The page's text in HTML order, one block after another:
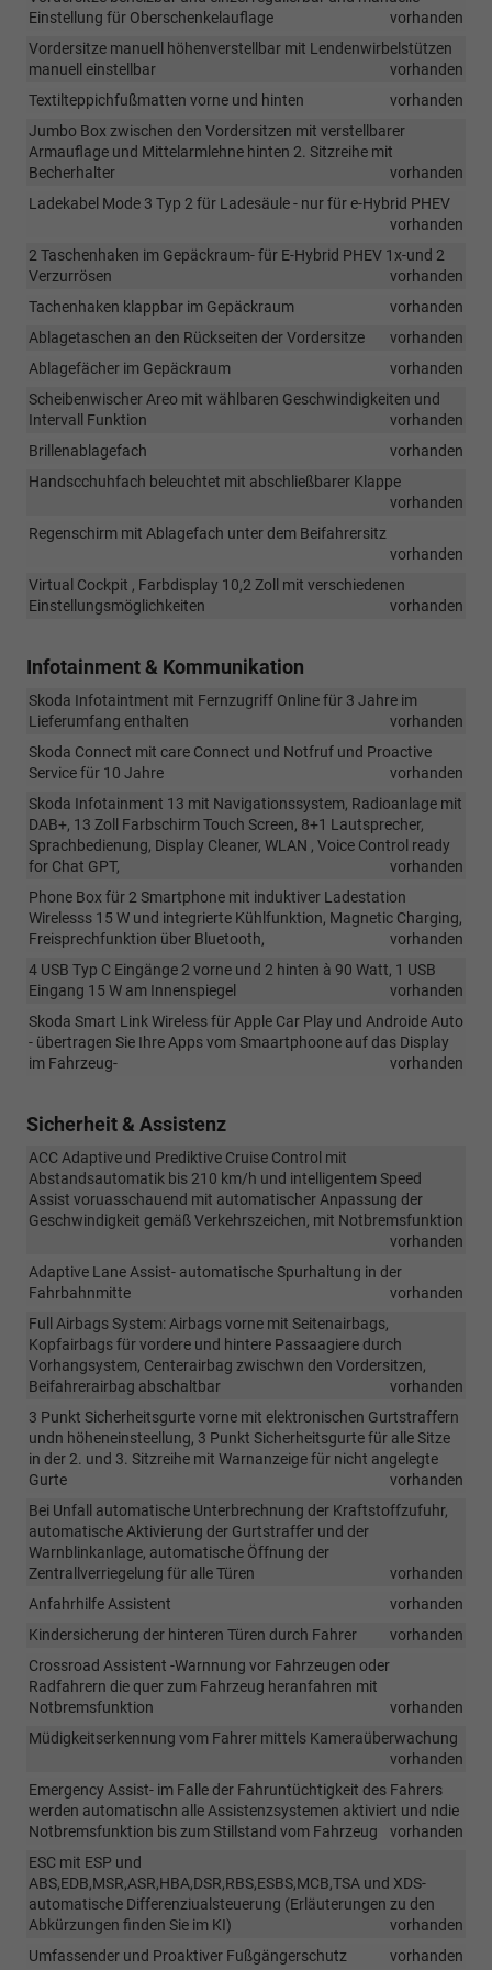
Einstellung für Oberschenkelauflage
vorhanden
Vordersitze manuell höhenverstellbar mit Lendenwirbelstützen
manuell einstellbar
vorhanden
Textilteppichfußmatten vorne und hinten
vorhanden
Jumbo Box zwischen den Vordersitzen mit verstellbarer
Armauflage und Mittelarmlehne hinten 2. Sitzreihe mit
Becherhalter
vorhanden
Ladekabel Mode 3 Typ 2 für Ladesäule - nur für e-Hybrid PHEV
vorhanden
2 Taschenhaken im Gepäckraum- für E-Hybrid PHEV 1x-und 2
Verzurrösen
vorhanden
Tachenhaken klappbar im Gepäckraum
vorhanden
Ablagetaschen an den Rückseiten der Vordersitze
vorhanden
Ablagefächer im Gepäckraum
vorhanden
Scheibenwischer Areo mit wählbaren Geschwindigkeiten und
Intervall Funktion
vorhanden
Brillenablagefach
vorhanden
Handscchuhfach beleuchtet mit abschließbarer Klappe
vorhanden
Regenschirm mit Ablagefach unter dem Beifahrersitz
vorhanden
Virtual Cockpit , Farbdisplay 10,2 Zoll mit verschiedenen
Einstellungsmöglichkeiten
vorhanden
Infotainment & Kommunikation
Skoda Infotaintment mit Fernzugriff Online für 3 Jahre im
Lieferumfang enthalten
vorhanden
Skoda Connect mit care Connect und Notfruf und Proactive
Service für 10 Jahre
vorhanden
Skoda Infotainment 13 mit Navigationssystem, Radioanlage mit
DAB+, 13 Zoll Farbschirm Touch Screen, 8+1 Lautsprecher,
Sprachbedienung, Display Cleaner, WLAN , Voice Control ready
for Chat GPT,
vorhanden
Phone Box für 2 Smartphone mit induktiver Ladestation
Wirelesss 15 W und integrierte Kühlfunktion, Magnetic Charging,
Freisprechfunktion über Bluetooth,
vorhanden
4 USB Typ C Eingänge 2 vorne und 2 hinten à 90 Watt, 1 USB
Eingang 15 W am Innenspiegel
vorhanden
Skoda Smart Link Wireless für Apple Car Play und Androide Auto
- übertragen Sie Ihre Apps vom Smaartphoone auf das Display
im Fahrzeug-
vorhanden
Sicherheit & Assistenz
ACC Adaptive und Prediktive Cruise Control mit
Abstandsautomatik bis 210 km/h und intelligentem Speed
Assist voruasschauend mit automatischer Anpassung der
Geschwindigkeit gemäß Verkehrszeichen, mit Notbremsfunktion
vorhanden
Adaptive Lane Assist- automatische Spurhaltung in der
Fahrbahnmitte
vorhanden
Full Airbags System: Airbags vorne mit Seitenairbags,
Kopfairbags für vordere und hintere Passaagiere durch
Vorhangsystem, Centerairbag zwischwn den Vordersitzen,
Beifahrerairbag abschaltbar
vorhanden
3 Punkt Sicherheitsgurte vorne mit elektronischen Gurtstraffern
undn höheneinsteellung, 3 Punkt Sicherheitsgurte für alle Sitze
in der 2. und 3. Sitzreihe mit Warnanzeige für nicht angelegte
Gurte
vorhanden
Bei Unfall automatische Unterbrechnung der Kraftstoffzufuhr,
automatische Aktivierung der Gurtstraffer und der
Warnblinkanlage, automatische Öffnung der
Zentrallverriegelung für alle Türen
vorhanden
Anfahrhilfe Assistent
vorhanden
Kindersicherung der hinteren Türen durch Fahrer
vorhanden
Crossroad Assistent -Warnnung vor Fahrzeugen oder
Radfahrern die quer zum Fahrzeug heranfahren mit
Notbremsfunktion
vorhanden
Müdigkeitserkennung vom Fahrer mittels Kameraüberwachung
vorhanden
Emergency Assist- im Falle der Fahruntüchtigkeit des Fahrers
werden automatischn alle Assistenzsystemen aktiviert und ndie
Notbremsfunktion bis zum Stillstand vom Fahrzeug
vorhanden
ESC mit ESP und
ABS,EDB,MSR,ASR,HBA,DSR,RBS,ESBS,MCB,TSA und XDS-
automatische Differenziualsteuerung (Erläuterungen zu den
Abkürzungen finden Sie im KI)
vorhanden
Umfassender und Proaktiver Fußgängerschutz
vorhanden